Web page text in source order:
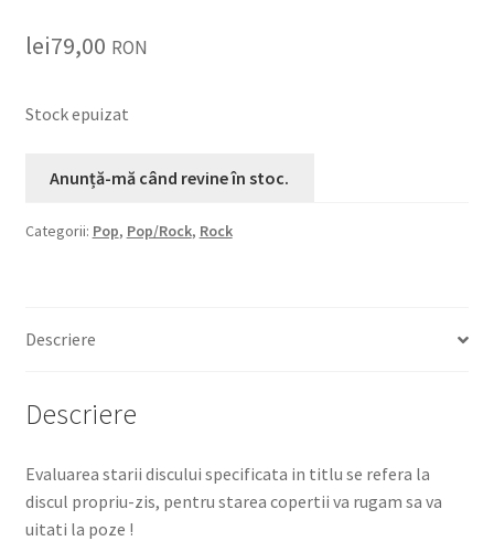
lei79,00 RON
Stock epuizat
Categorii: Pop, Pop/Rock, Rock
Descriere
Descriere
Evaluarea starii discului specificata in titlu se refera la
discul propriu-zis, pentru starea copertii va rugam sa va
uitati la poze !